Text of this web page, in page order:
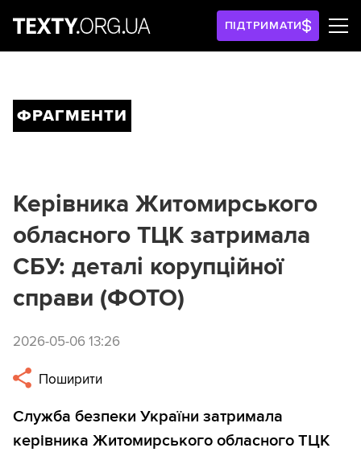
ПІДТРИМАТИ
ФРАГМЕНТИ
Керівника Житомирського
обласного ТЦК затримала
СБУ: деталі корупційної
справи (ФОТО)
2026-05-06 13:26
Поширити
Служба безпеки України затримала
керівника Житомирського обласного ТЦК